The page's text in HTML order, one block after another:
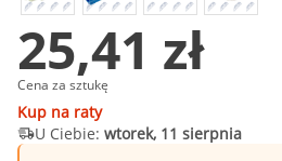
25,41 zł
Cena za sztukę
Kup na raty
U Ciebie: wtorek, 11 sierpnia